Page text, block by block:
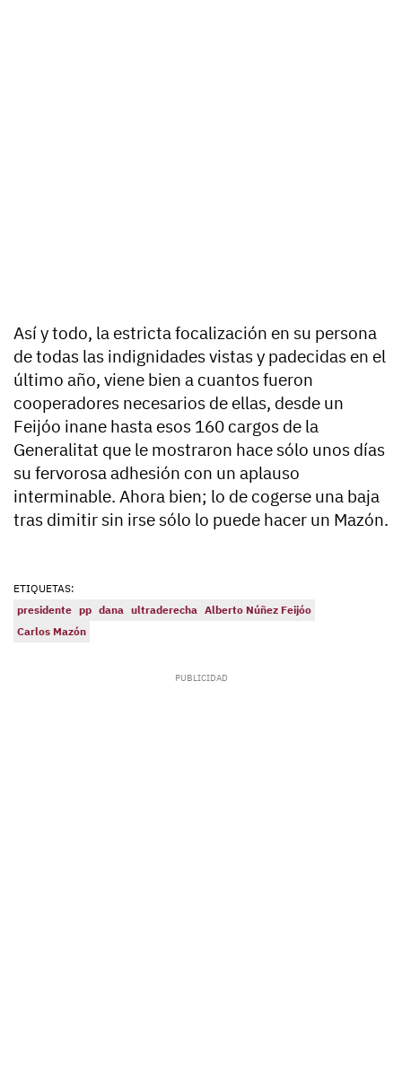
Así y todo, la estricta focalización en su persona
de todas las indignidades vistas y padecidas en el
último año, viene bien a cuantos fueron
cooperadores necesarios de ellas, desde un
Feijóo inane hasta esos 160 cargos de la
Generalitat que le mostraron hace sólo unos días
su fervorosa adhesión con un aplauso
interminable. Ahora bien; lo de cogerse una baja
tras dimitir sin irse sólo lo puede hacer un Mazón.
ETIQUETAS:
presidente pp dana ultraderecha Alberto Núñez Feijóo
Carlos Mazón